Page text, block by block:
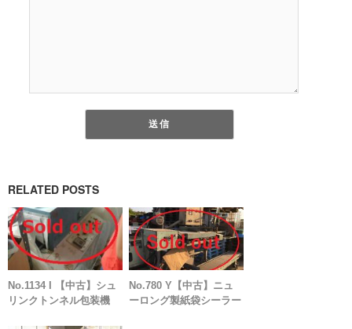
RELATED POSTS
No.1134 I 【中古】シュ
リンクトンネル包装機
No.780 Y【中古】ニュ
ーロング製紙袋シーラー